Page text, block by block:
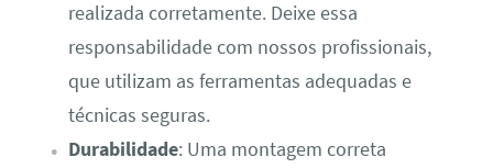
realizada corretamente. Deixe essa
responsabilidade com nossos profissionais,
que utilizam as ferramentas adequadas e
técnicas seguras.
Durabilidade: Uma montagem correta